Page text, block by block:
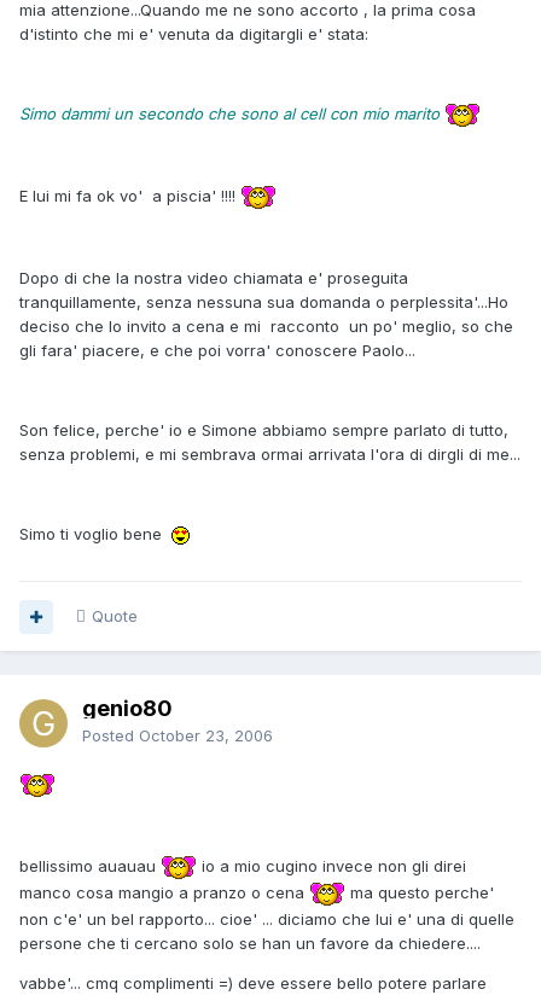
mia attenzione...Quando me ne sono accorto , la prima cosa
d'istinto che mi e' venuta da digitargli e' stata:
Simo dammi un secondo che sono al cell con mio marito
E lui mi fa ok vo' a piscia' !!!!
Dopo di che la nostra video chiamata e' proseguita
tranquillamente, senza nessuna sua domanda o perplessita'...Ho
deciso che lo invito a cena e mi racconto un po' meglio, so che
gli fara' piacere, e che poi vorra' conoscere Paolo...
Son felice, perche' io e Simone abbiamo sempre parlato di tutto,
senza problemi, e mi sembrava ormai arrivata l'ora di dirgli di me...
Simo ti voglio bene
Quote
genio80
Posted October 23, 2006
bellissimo auauau
io a mio cugino invece non gli direi
manco cosa mangio a pranzo o cena
ma questo perche'
non c'e' un bel rapporto... cioe' ... diciamo che lui e' una di quelle
persone che ti cercano solo se han un favore da chiedere....
vabbe'... cmq complimenti =) deve essere bello potere parlare